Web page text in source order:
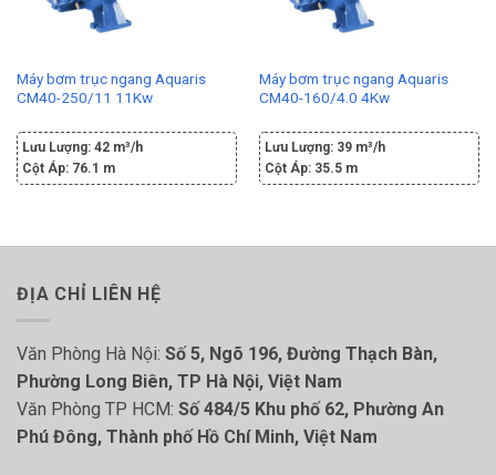
Máy bơm trục ngang Aquaris
CM40-250/11 11Kw
Lưu Lượng: 42 m³/h
Cột Áp: 76.1 m
Máy bơm trục ngang Aquaris
CM40-160/4.0 4Kw
Lưu Lượng: 39 m³/h
Cột Áp: 35.5 m
ĐỊA CHỈ LIÊN HỆ
Văn Phòng Hà Nội: Số 5, Ngõ 196, Đường Thạch Bàn,
Phường Long Biên, TP Hà Nội, Việt Nam
Văn Phòng TP HCM: Số 484/5 Khu phố 62, Phường An
Phú Đông, Thành phố Hồ Chí Minh, Việt Nam